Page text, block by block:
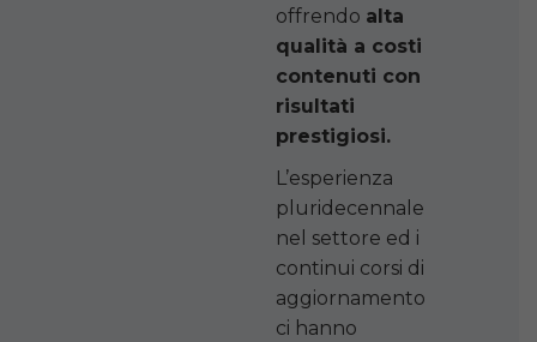
offrendo alta
qualità a costi
contenuti con
risultati
prestigiosi.
L’esperienza
pluridecennale
nel settore ed i
continui corsi di
aggiornamento
ci hanno